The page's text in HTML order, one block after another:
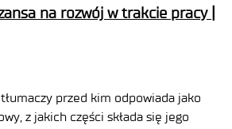
na rozwój w trakcie pracy |
przed kim odpowiada jako
z jakich części składa się jego